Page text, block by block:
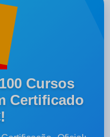
Cursos
Certificado